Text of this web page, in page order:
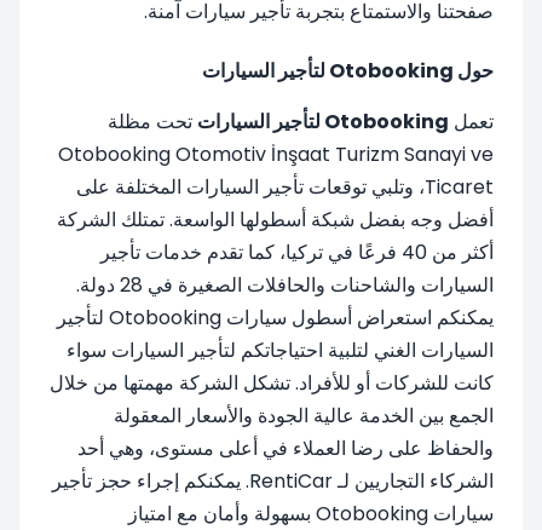
صفحتنا والاستمتاع بتجربة تأجير سيارات آمنة.
حول Otobooking لتأجير السيارات
تعمل Otobooking لتأجير السيارات
تحت مظلة
Otobooking Otomotiv İnşaat Turizm Sanayi ve
Ticaret، وتلبي توقعات تأجير السيارات المختلفة على
أفضل وجه بفضل شبكة أسطولها الواسعة. تمتلك الشركة
أكثر من 40 فرعًا في تركيا، كما تقدم خدمات تأجير
السيارات والشاحنات والحافلات الصغيرة في 28 دولة.
يمكنكم استعراض أسطول سيارات Otobooking لتأجير
السيارات الغني لتلبية احتياجاتكم لتأجير السيارات سواء
كانت للشركات أو للأفراد. تشكل الشركة مهمتها من خلال
الجمع بين الخدمة عالية الجودة والأسعار المعقولة
والحفاظ على رضا العملاء في أعلى مستوى، وهي أحد
الشركاء التجاريين لـ RentiCar. يمكنكم إجراء حجز تأجير
سيارات Otobooking بسهولة وأمان مع امتياز